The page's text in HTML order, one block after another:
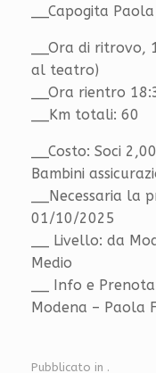
__Capogita Paola
__Ora di ritrovo,
al teatro)
__Ora rientro
__Km totali: 60
__Costo: Soci
Bambini
__Necessaria la
01/10/2025
__ Livello: da
Medio
__ Info e
Modena – Paola
Pubblicato in .